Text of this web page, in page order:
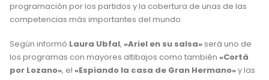
programación por los partidos y la cobertura de unas de las
competencias más importantes del mundo.
Según informó Laura Ubfal, «Ariel en su salsa» será uno de
los programas con mayores altibajos como también «Cortá
por Lozano», el «Espiando la casa de Gran Hermano»y las